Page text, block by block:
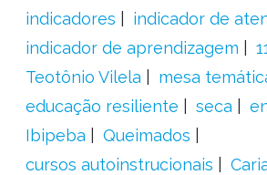
indicadores
indicador de
indicador de aprendizagem
Teotônio Vilela
mesa
educação resiliente
seca
Ibipeba
Queimados
cursos autoinstrucionais